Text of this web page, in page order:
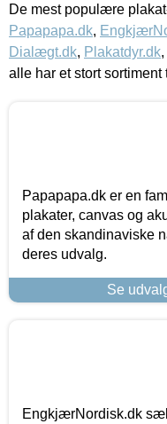
De mest populære
Papapapa.dk,
Dialægt.dk, Plakatdyr.dk,
alle har et stort sortiment
Papapapa.dk er en
plakater, canvas og
af den skandinaviske
deres udvalg.
Se
EngkjærNordisk.dk